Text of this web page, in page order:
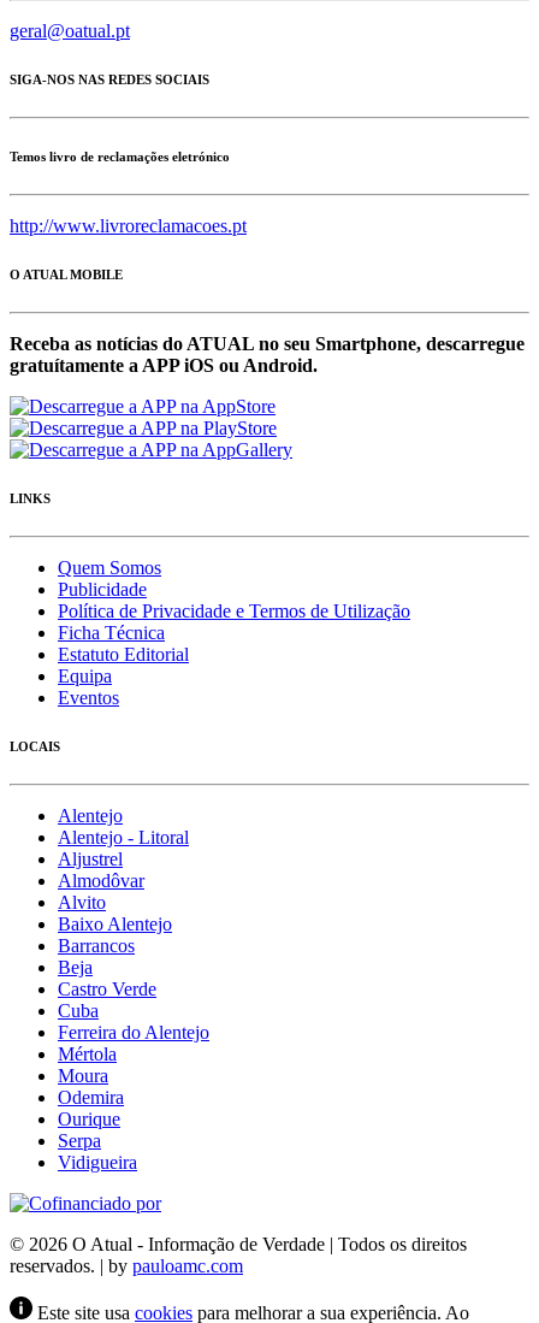
geral@oatual.pt
SIGA-NOS NAS REDES SOCIAIS
Temos livro de reclamações eletrónico
http://www.livroreclamacoes.pt
O ATUAL MOBILE
Receba as notícias do ATUAL no seu Smartphone, descarregue
gratuítamente a APP iOS ou Android.
LINKS
Quem Somos
Publicidade
Política de Privacidade e Termos de Utilização
Ficha Técnica
Estatuto Editorial
Equipa
Eventos
LOCAIS
Alentejo
Alentejo - Litoral
Aljustrel
Almodôvar
Alvito
Baixo Alentejo
Barrancos
Beja
Castro Verde
Cuba
Ferreira do Alentejo
Mértola
Moura
Odemira
Ourique
Serpa
Vidigueira
© 2026 O Atual - Informação de Verdade | Todos os direitos
reservados. | by pauloamc.com
Este site usa cookies para melhorar a sua experiência. Ao